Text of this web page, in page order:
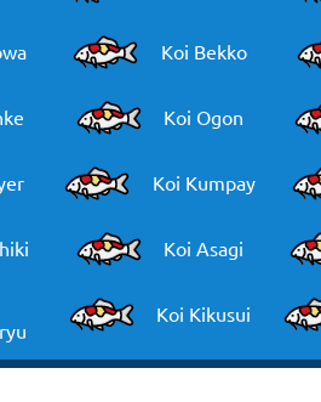
Koi Bekko
Koi Ogon
Koi Kumpay
Koi Asagi
Koi Kikusui